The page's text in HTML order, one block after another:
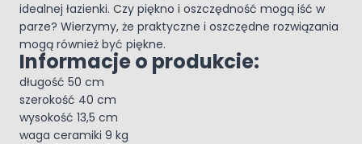
idealnej łazienki. Czy piękno i oszczędność mogą iść w
parze? Wierzymy, że praktyczne i oszczędne rozwiązania
mogą również być piękne.
Informacje o produkcie:
długość 50 cm
szerokość 40 cm
wysokość 13,5 cm
waga ceramiki 9 kg